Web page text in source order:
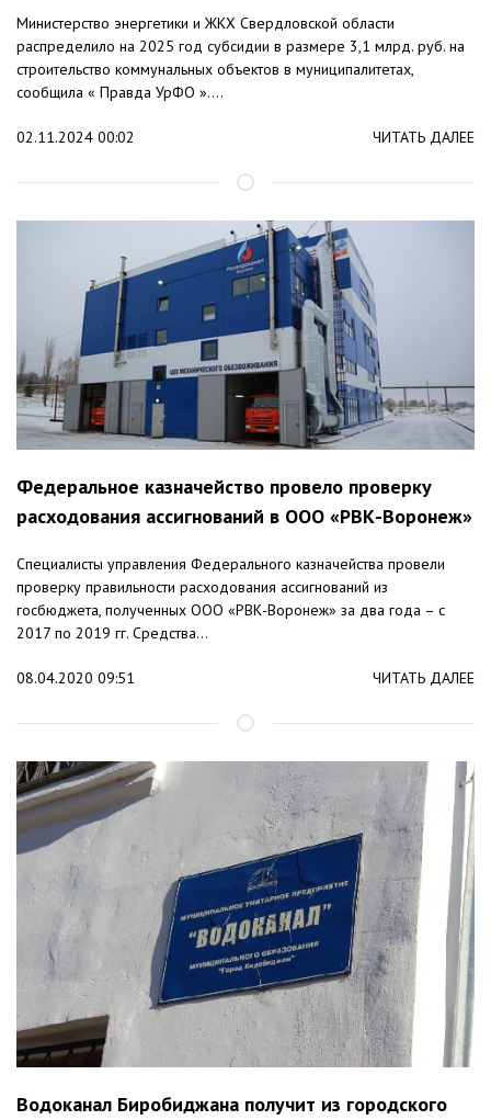
Министерство энергетики и ЖКХ Свердловской области
распределило на 2025 год субсидии в размере 3,1 млрд. руб. на
строительство коммунальных объектов в муниципалитетах,
сообщила « Правда УрФО »....
02.11.2024 00:02 ЧИТАТЬ ДАЛЕЕ
Федеральное казначейство провело проверку
расходования ассигнований в ООО «РВК-Воронеж»
Специалисты управления Федерального казначейства провели
проверку правильности расходования ассигнований из
госбюджета, полученных ООО «РВК-Воронеж» за два года – с
2017 по 2019 гг. Средства...
08.04.2020 09:51 ЧИТАТЬ ДАЛЕЕ
Водоканал Биробиджана получит из городского